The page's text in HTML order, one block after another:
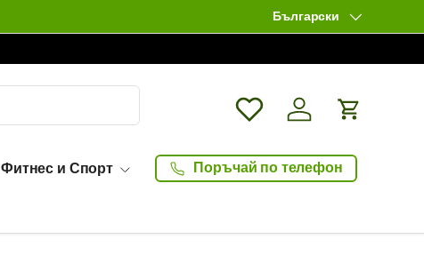
Език
Български
WishlistВлизане / Log in
Количка
Фитнес и Спорт Поръчай по телефон